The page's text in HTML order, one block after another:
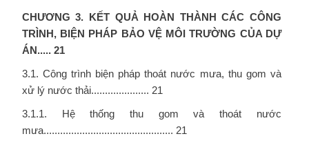
CHƯƠNG 3. KẾT QUẢ HOÀN THÀNH CÁC CÔNG
TRÌNH, BIỆN PHÁP BẢO VỆ MÔI TRƯỜNG CỦA DỰ
ÁN..... 21
3.1. Công trình biện pháp thoát nước mưa, thu gom và
xử lý nước thải..................... 21
3.1.1. Hệ thống thu gom và thoát nước
mưa............................................... 21